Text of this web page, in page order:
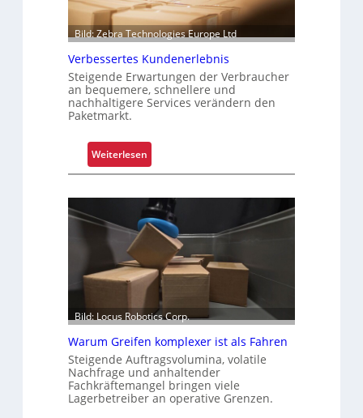
Bild: Zebra Technologies Europe Ltd
Verbessertes Kundenerlebnis
Steigende Erwartungen der Verbraucher
an bequemere, schnellere und
nachhaltigere Services verändern den
Paketmarkt.
Weiterlesen
V
r
b
s
e
t
e
s
K
u
Bild: Locus Robotics Corp.
Warum Greifen komplexer ist als Fahren
Steigende Auftragsvolumina, volatile
Nachfrage und anhaltender
Fachkräftemangel bringen viele
Lagerbetreiber an operative Grenzen.